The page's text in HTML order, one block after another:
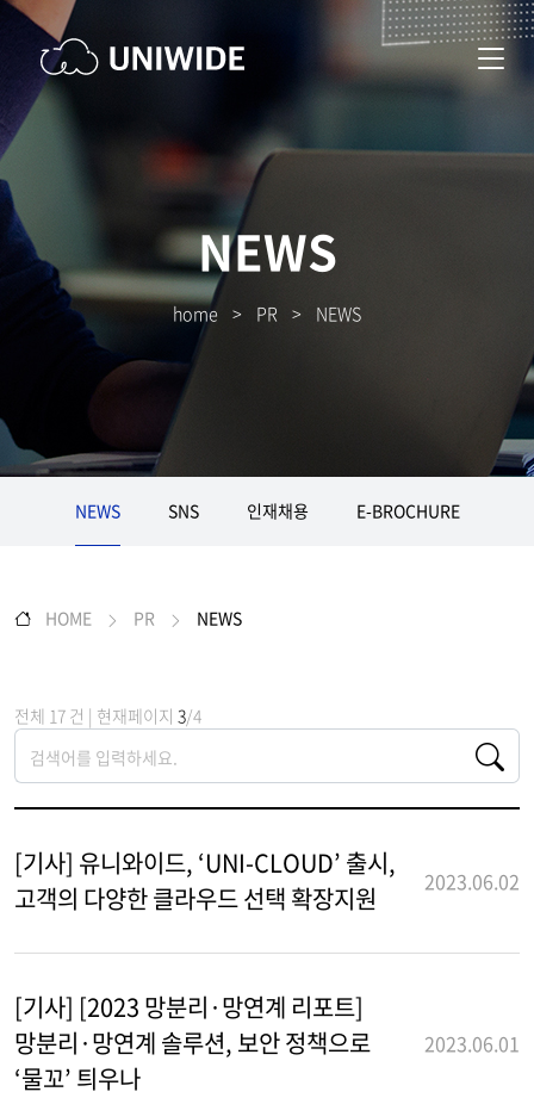
NEWS
home > PR > NEWS
NEWS SNS 인재채용 E-BROCHURE
HOME PR NEWS
전체 17 건 | 현재페이지 3/4
[기사] 유니와이드, ‘UNI-CLOUD’ 출시,
고객의 다양한 클라우드 선택 확장지원
2023.06.02
[기사] [2023 망분리·망연계 리포트]
망분리·망연계 솔루션, 보안 정책으로
‘물꼬’ 틔우나
2023.06.01